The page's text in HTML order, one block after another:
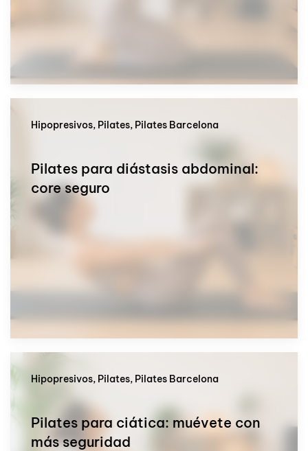
Hipopresivos, Pilates, Pilates Barcelona
Pilates para diástasis abdominal:
core seguro
Hipopresivos, Pilates, Pilates Barcelona
Pilates para ciática: muévete con
más seguridad